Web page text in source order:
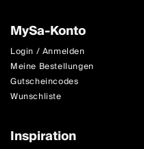
MySa-Konto
Login / Anmelden
Meine Bestellungen
Gutscheincodes
Wunschliste
Inspiration